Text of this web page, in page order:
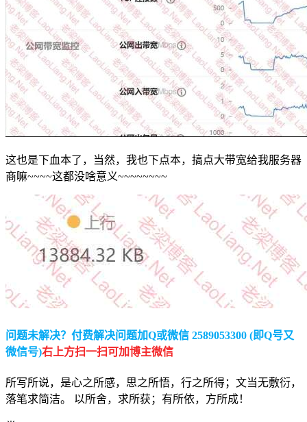
这也是下血本了，当然，我也下点本，搞点大带宽给我服务器
商嘛~~~~这都没啥意义~~~~~~~~
问题未解决？付费解决问题加Q或微信 2589053300 (即Q号又
微信号)右上方扫一扫可加博主微信
所写所说，是心之所感，思之所悟，行之所得；文当无敷衍，
落笔求简洁。 以所舍，求所获；有所依，方所成！